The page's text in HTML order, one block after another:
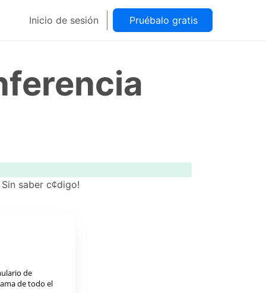
Inicio de sesión Pruébalo gratis
saber c¢digo!